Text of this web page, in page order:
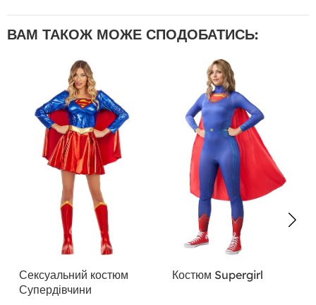
ВАМ ТАКОЖ МОЖЕ СПОДОБАТИСЬ:
Сексуальний костюм
Супердівчини
Костюм Supergirl